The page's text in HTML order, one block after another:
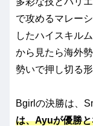
で攻めるマレー
したハイスキル
から見たら海外
勢いで押し切る
Bgirlの決勝は、
は、Ayuが優勝